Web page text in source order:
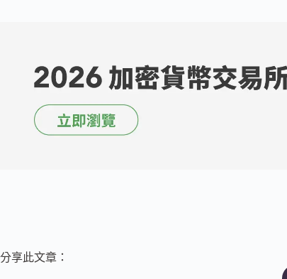
分享此文章：